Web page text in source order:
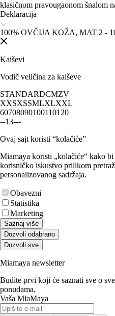
klasičnom pravougaonom šnalom
Deklaracija
100% OVČIJA KOŽA, MAT 2 -
Kaiševi
Vodič veličina za kaiševe
STANDARDCMZV
XXSXSSMLXLXXL
60708090100110120
--13---
Ovaj sajt koristi “kolačiće”
Miamaya koristi „kolačiće“ kako
korisničko iskustvo prilikom
personalizovanog sadržaja.
Obavezni
Statistika
Marketing
Saznaj više
Dozvoli odabrano
Dozvoli sve
Miamaya newsletter
Budite prvi koji će saznati sve o
ponudama.
Vaša MiaMaya